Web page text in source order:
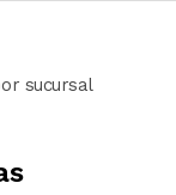
sucursal